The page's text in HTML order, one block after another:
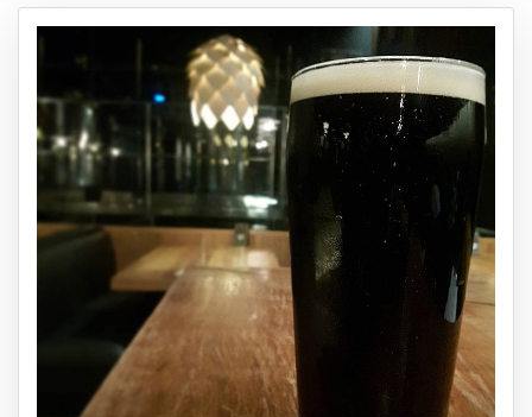
você tem mais
18 anos
de
SIM, EU TENHO!
NÃO TENHO :/